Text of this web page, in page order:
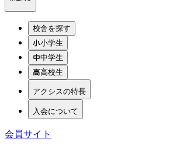
校舎を探す
小学生
中学生
高校生
アクシスの特長
入会について
会員サイト